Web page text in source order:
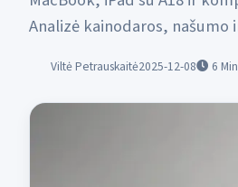
Analizė kainodaros, našumo
Viltė Petrauskaitė2025-12-08 6